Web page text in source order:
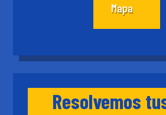
Mapa
Resolvemos